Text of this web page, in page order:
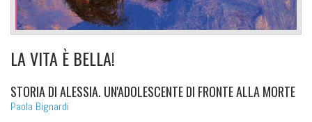
LA VITA È BELLA!
STORIA DI ALESSIA. UN'ADOLESCENTE DI FRONTE ALLA MORTE
Paola Bignardi